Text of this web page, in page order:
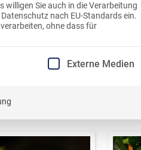
die Gäste kulinarisch
willigen Sie auch in die Verarbeitung
nach EU-Standards ein.
ohne dass für
Service-Gruppe ist
Externe Medien